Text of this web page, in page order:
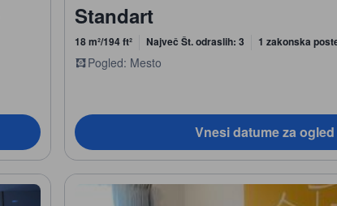
Standart
18 m²/194 ft² Največ Št. odraslih: 3 1 zakonska
Pogled: Mesto
Vnesi datume za